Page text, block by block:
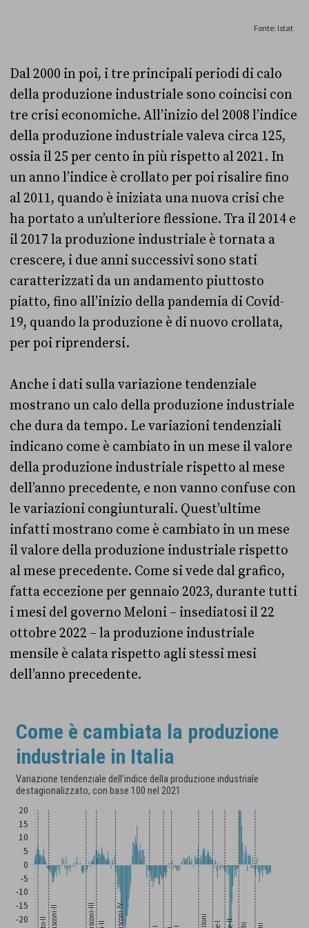
Dal 2000 in poi, i tre principali periodi di calo
della produzione industriale sono coincisi con
tre crisi economiche. All’inizio del 2008 l’indice
della produzione industriale valeva circa 125,
ossia il 25 per cento in più rispetto al 2021. In
un anno l’indice è crollato per poi risalire fino
al 2011, quando è iniziata una nuova crisi che
ha portato a un’ulteriore flessione. Tra il 2014 e
il 2017 la produzione industriale è tornata a
crescere, i due anni successivi sono stati
caratterizzati da un andamento piuttosto
piatto, fino all’inizio della pandemia di Covid-
19, quando la produzione è di nuovo crollata,
per poi riprendersi.
Anche i dati sulla variazione tendenziale
mostrano un calo della produzione industriale
che dura da tempo. Le variazioni tendenziali
indicano come è cambiato in un mese il valore
della produzione industriale rispetto al mese
dell’anno precedente, e non vanno confuse con
le variazioni congiunturali. Quest’ultime
infatti mostrano come è cambiato in un mese
il valore della produzione industriale rispetto
al mese precedente. Come si vede dal grafico,
fatta eccezione per gennaio 2023, durante tutti
i mesi del governo Meloni – insediatosi il 22
ottobre 2022 – la produzione industriale
mensile è calata rispetto agli stessi mesi
dell’anno precedente.